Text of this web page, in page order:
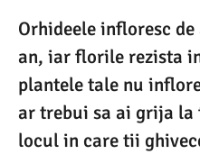
Orhideele infloresc
an, iar florile rezista
plantele tale nu
ar trebui sa ai grija
locul in care tii